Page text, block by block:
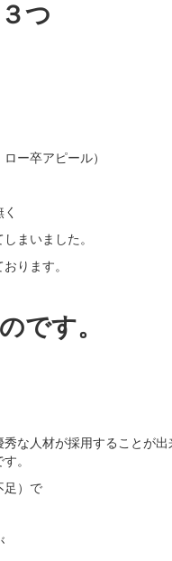
つ
ー卒アピール）
まいました。
ります。
です。
な人材が採用することが
。
足）で